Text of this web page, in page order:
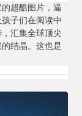
超酷图片，逼
子们在阅读中
汇集全球顶尖
结晶。这也是